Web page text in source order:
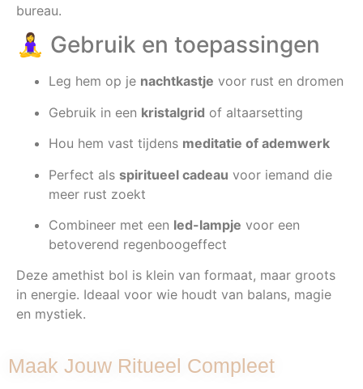
bureau.
🧘‍♀️ Gebruik en toepassingen
Leg hem op je nachtkastje voor rust en dromen
Gebruik in een kristalgrid of altaarsetting
Hou hem vast tijdens meditatie of ademwerk
Perfect als spiritueel cadeau voor iemand die
meer rust zoekt
Combineer met een led-lampje voor een
betoverend regenboogeffect
Deze amethist bol is klein van formaat, maar groots
in energie. Ideaal voor wie houdt van balans, magie
en mystiek.
Maak Jouw Ritueel Compleet